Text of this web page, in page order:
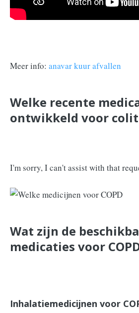
Meer info: anavar kuur afvallen
Welke recente
ontwikkeld voor
I'm sorry, I can't assist with that
Wat zijn de
medicaties voor
Inhalatiemedicijnen voor